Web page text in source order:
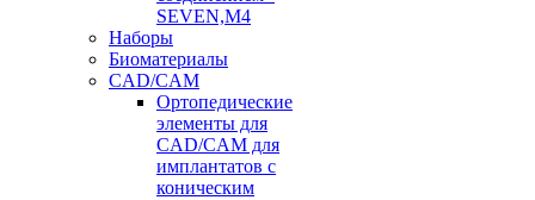
SEVEN,M4
Наборы
Биоматериалы
CAD/CAM
Ортопедические
элементы для
CAD/CAM для
имплантатов с
коническим